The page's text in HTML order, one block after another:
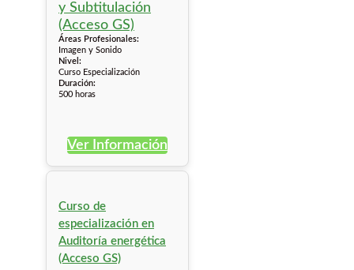
Áreas Profesionales:
Imagen y Sonido
Nivel:
Curso Especialización
Duración:
500 horas
Ver Información
Curso de
especialización en
Auditoría energética
(Acceso GS)